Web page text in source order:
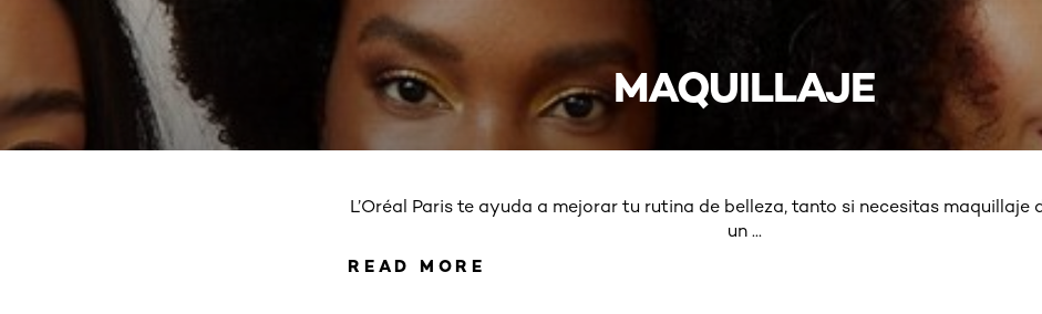
MAQUILLAJE
L’Oréal Paris te ayuda a mejorar tu rutina de belleza, tanto si necesitas maquillaje
un...
READ MORE